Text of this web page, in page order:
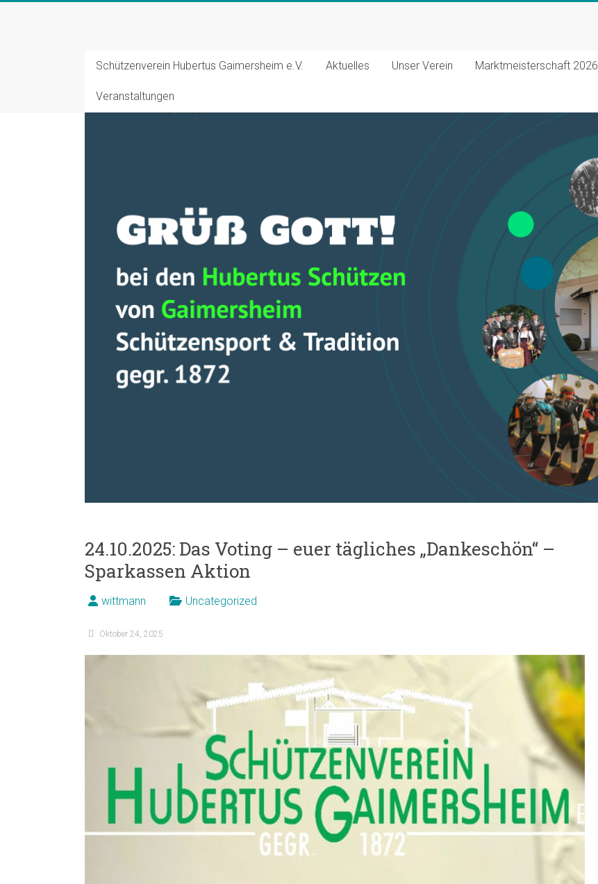
Hubertus
Gaimersheim
Schützenverein Hubertus Gaimersheim e.V. Aktuelles Unser Verein Marktmeisterschaft 2026
Veranstaltungen
24.10.2025: Das Voting – euer tägliches „Dankeschön“ –
Sparkassen Aktion
wittmann Uncategorized
Oktober 24, 2025